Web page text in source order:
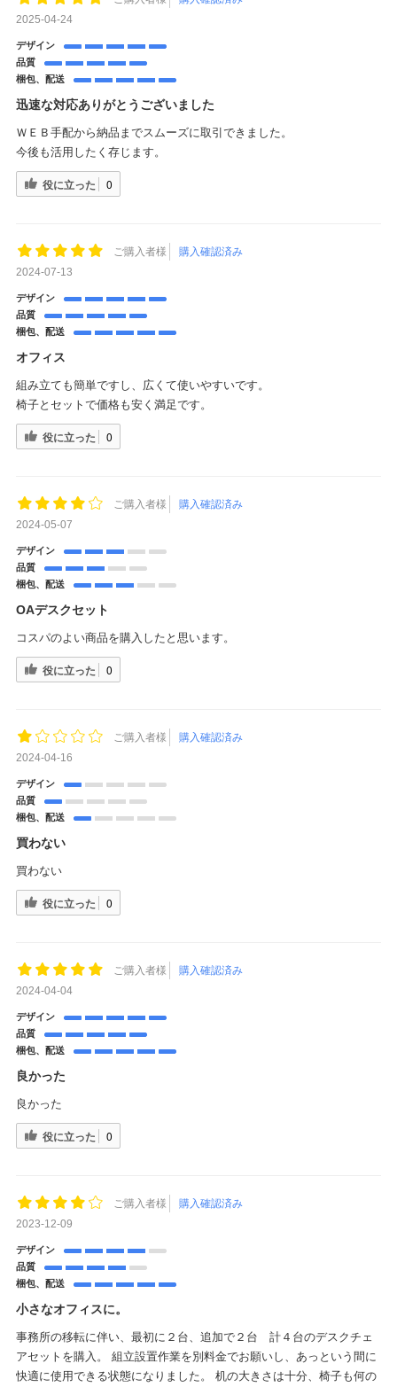
2025-04-24
デザイン
品質
梱包、配送
迅速な対応ありがとうございました
ＷＥＢ手配から納品までスムーズに取引できました。
今後も活用したく存じます。
役に立った 0
ご購入者様
購入確認済み
2024-07-13
デザイン
品質
梱包、配送
オフィス
組み立ても簡単ですし、広くて使いやすいです。
椅子とセットで価格も安く満足です。
役に立った 0
ご購入者様
購入確認済み
2024-05-07
デザイン
品質
梱包、配送
OAデスクセット
コスパのよい商品を購入したと思います。
役に立った 0
ご購入者様
購入確認済み
2024-04-16
デザイン
品質
梱包、配送
買わない
買わない
役に立った 0
ご購入者様
購入確認済み
2024-04-04
デザイン
品質
梱包、配送
良かった
良かった
役に立った 0
ご購入者様
購入確認済み
2023-12-09
デザイン
品質
梱包、配送
小さなオフィスに。
事務所の移転に伴い、最初に２台、追加で２台 計４台のデスクチェ
アセットを購入。 組立設置作業を別料金でお願いし、あっという間に
快適に使用できる状態になりました。 机の大きさは十分、椅子も何の